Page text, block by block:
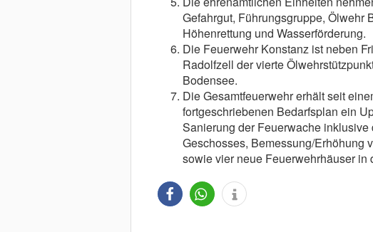
Gefahrgut, Führungsgruppe, Ölwehr
Höhenrettung und Wasserförderung.
Die Feuerwehr Konstanz ist neben
Radolfzell der vierte
Bodensee.
Die Gesamtfeuerwehr erhält seit
fortgeschriebenen Bedarfsplan ein
Sanierung der Feuerwache
Geschosses, Bemessung/Erhöhung
sowie vier neue Feuerwehrhäuser in